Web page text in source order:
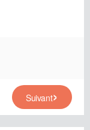
Suivant